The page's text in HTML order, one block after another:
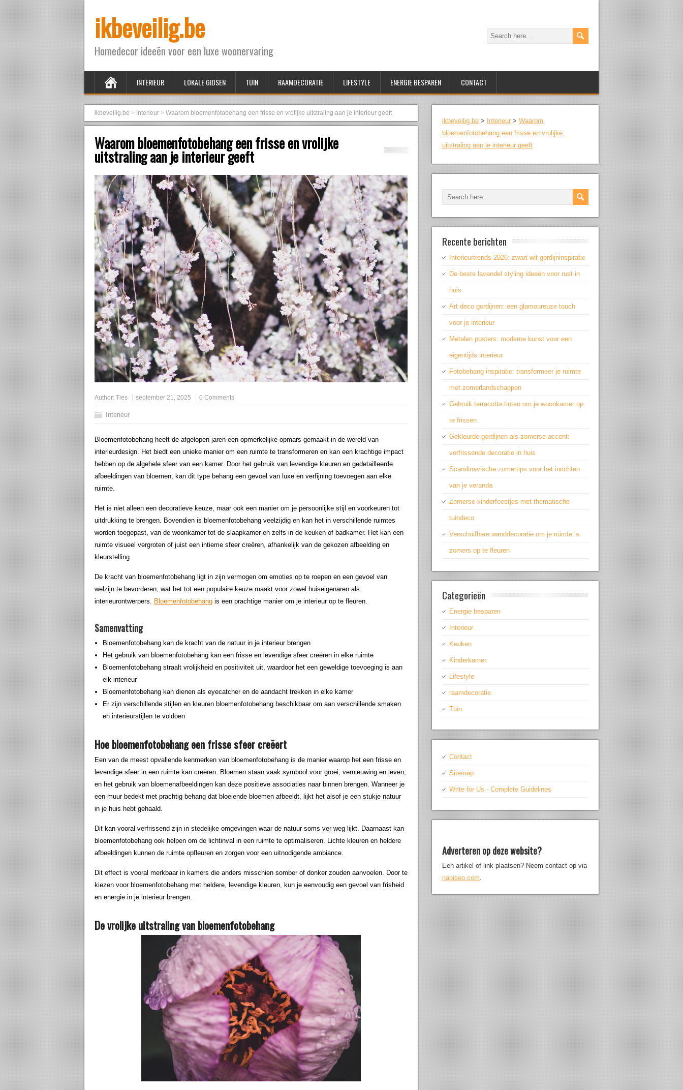
ikbeveilig.be
Homedecor ideeën voor een luxe woonervaring
INTERIEUR LOKALE GIDSEN TUIN RAAMDECORATIE LIFESTYLE ENERGIE BESPAREN CONTACT
ikbeveilig.be > Interieur > Waarom bloemenfotobehang een frisse en vrolijke uitstraling aan je interieur geeft
Waarom bloemenfotobehang een frisse en vrolijke
uitstraling aan je interieur geeft
Author: Ties september 21, 2025 0 Comments
Interieur
Bloemenfotobehang heeft de afgelopen jaren een opmerkelijke opmars gemaakt in de wereld van
interieurdesign. Het biedt een unieke manier om een ruimte te transformeren en kan een krachtige impact
hebben op de algehele sfeer van een kamer. Door het gebruik van levendige kleuren en gedetailleerde
afbeeldingen van bloemen, kan dit type behang een gevoel van luxe en verfijning toevoegen aan elke
ruimte.
Het is niet alleen een decoratieve keuze, maar ook een manier om je persoonlijke stijl en voorkeuren tot
uitdrukking te brengen. Bovendien is bloemenfotobehang veelzijdig en kan het in verschillende ruimtes
worden toegepast, van de woonkamer tot de slaapkamer en zelfs in de keuken of badkamer. Het kan een
ruimte visueel vergroten of juist een intieme sfeer creëren, afhankelijk van de gekozen afbeelding en
kleurstelling.
De kracht van bloemenfotobehang ligt in zijn vermogen om emoties op te roepen en een gevoel van
welzijn te bevorderen, wat het tot een populaire keuze maakt voor zowel huiseigenaren als
interieurontwerpers. Bloemenfotobehang is een prachtige manier om je interieur op te fleuren.
Samenvatting
Bloemenfotobehang kan de kracht van de natuur in je interieur brengen
Het gebruik van bloemenfotobehang kan een frisse en levendige sfeer creëren in elke ruimte
Bloemenfotobehang straalt vrolijkheid en positiviteit uit, waardoor het een geweldige toevoeging is aan
elk interieur
Bloemenfotobehang kan dienen als eyecatcher en de aandacht trekken in elke kamer
Er zijn verschillende stijlen en kleuren bloemenfotobehang beschikbaar om aan verschillende smaken
en interieurstijlen te voldoen
Hoe bloemenfotobehang een frisse sfeer creëert
Een van de meest opvallende kenmerken van bloemenfotobehang is de manier waarop het een frisse en
levendige sfeer in een ruimte kan creëren. Bloemen staan vaak symbool voor groei, vernieuwing en leven,
en het gebruik van bloemenafbeeldingen kan deze positieve associaties naar binnen brengen. Wanneer je
een muur bedekt met prachtig behang dat bloeiende bloemen afbeeldt, lijkt het alsof je een stukje natuur
in je huis hebt gehaald.
Dit kan vooral verfrissend zijn in stedelijke omgevingen waar de natuur soms ver weg lijkt. Daarnaast kan
bloemenfotobehang ook helpen om de lichtinval in een ruimte te optimaliseren. Lichte kleuren en heldere
afbeeldingen kunnen de ruimte opfleuren en zorgen voor een uitnodigende ambiance.
Dit effect is vooral merkbaar in kamers die anders misschien somber of donker zouden aanvoelen. Door te
kiezen voor bloemenfotobehang met heldere, levendige kleuren, kun je eenvoudig een gevoel van frisheid
en energie in je interieur brengen.
De vrolijke uitstraling van bloemenfotobehang
ikbeveilig.be > Interieur > Waarom
bloemenfotobehang een frisse en vrolijke
uitstraling aan je interieur geeft
Recente berichten
Interieurtrends 2026: zwart-wit gordijninspiratie
De beste lavendel styling ideeën voor rust in
huis
Art deco gordijnen: een glamoureuze touch
voor je interieur
Metalen posters: moderne kunst voor een
eigentijds interieur
Fotobehang inspiratie: transformeer je ruimte
met zomerlandschappen
Gebruik terracotta tinten om je woonkamer op
te frissen
Gekleurde gordijnen als zomerse accent:
verfrissende decoratie in huis
Scandinavische zomertips voor het inrichten
van je veranda
Zomerse kinderfeestjes met thematische
tuindeco
Verschuifbare wanddecoratie om je ruimte ’s
zomers op te fleuren
Categorieën
Energie besparen
Interieur
Keuken
Kinderkamer
Lifestyle
raamdecoratie
Tuin
Contact
Sitemap
Write for Us - Complete Guidelines
Adverteren op deze website?
Een artikel of link plaatsen? Neem contact op via
napiseo.com.